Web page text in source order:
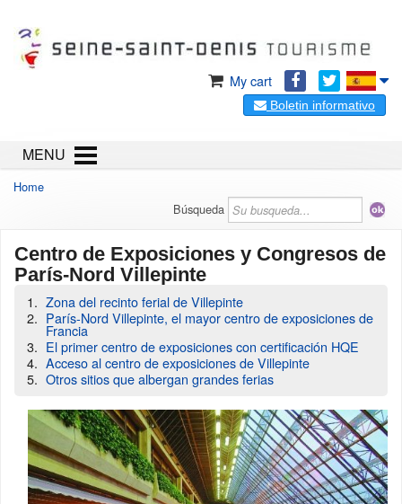
My cart
Boletin informativo
MENU
Home
Búsqueda
Centro de Exposiciones y Congresos de
París-Nord Villepinte
Zona del recinto ferial de Villepinte
París-Nord Villepinte, el mayor centro de exposiciones de
Francia
El primer centro de exposiciones con certificación HQE
Acceso al centro de exposiciones de Villepinte
Otros sitios que albergan grandes ferias